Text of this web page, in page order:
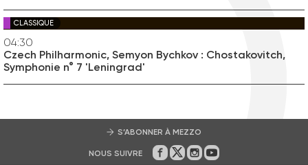
CLASSIQUE
04:30
Czech Philharmonic, Semyon Bychkov : Chostakovitch,
Symphonie n° 7 'Leningrad'
S’ABONNER À MEZZO
NOUS SUIVRE Sur Facebook
Sur Twitter
Sur Instagram
Sur Youtube